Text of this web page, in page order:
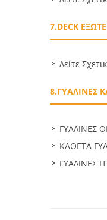
7.DECK
Δείτε
8.ΓΥΑΛΙΝΕΣ
ΓΥΑΛΙΝΕΣ
ΚΑΘΕΤΑ
ΓΥΑΛΙΝΕΣ